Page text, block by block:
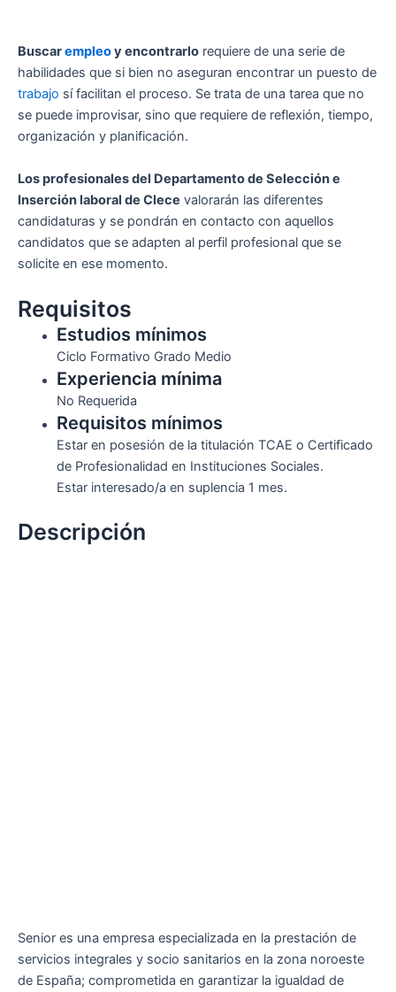
Buscarempleoy encontrarlo requiere de una serie de
habilidades que si bien no aseguran encontrar un puesto de
trabajo sí facilitan el proceso. Se trata de una tarea que no
se puede improvisar, sino que requiere de reflexión, tiempo,
organización y planificación.
Los profesionales del Departamento de Selección e
Inserción laboral de Clece valorarán las diferentes
candidaturas y se pondrán en contacto con aquellos
candidatos que se adapten al perfil profesional que se
solicite en ese momento.
Requisitos
Estudios mínimos
Ciclo Formativo Grado Medio
Experiencia mínima
No Requerida
Requisitos mínimos
Estar en posesión de la titulación TCAE o Certificado
de Profesionalidad en Instituciones Sociales.
Estar interesado/a en suplencia 1 mes.
Descripción
Senior es una empresa especializada en la prestación de
servicios integrales y socio sanitarios en la zona noroeste
de España; comprometida en garantizar la igualdad de